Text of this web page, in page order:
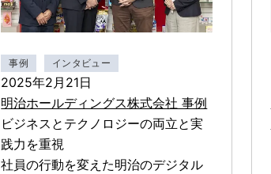
事例 インタビュー
2025年2月21日
明治ホールディングス株式会社 事例
ビジネスとテクノロジーの両立と実
践力を重視
社員の行動を変えた明治のデジタル